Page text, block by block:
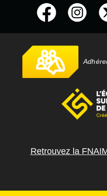
Retrouvez la